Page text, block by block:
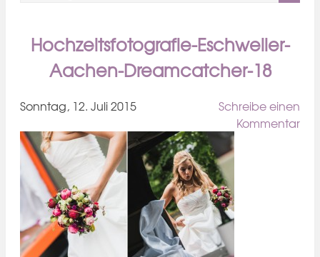
Hochzeitsfotografie-Eschweiler-
Aachen-Dreamcatcher-18
Sonntag, 12. Juli 2015
Schreibe einen
Kommentar